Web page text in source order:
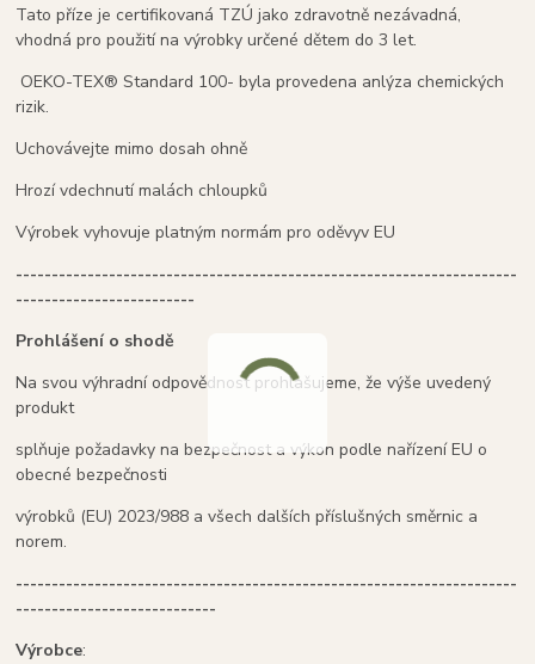
Tato příze je certifikovaná TZÚ jako zdravotně nezávadná,
vhodná pro použití na výrobky určené dětem do 3 let.
OEKO-TEX® Standard 100- byla provedena anlýza chemických
rizik.
Uchovávejte mimo dosah ohně
Hrozí vdechnutí malách chloupků
Výrobek vyhovuje platným normám pro oděvyv EU
----------------------------------------------------------------------
-------------------------
Prohlášení o shodě
Na svou výhradní odpovědnost prohlašujeme, že výše uvedený
produkt
splňuje požadavky na bezpečnost a výkon podle nařízení EU o
obecné bezpečnosti
výrobků (EU) 2023/988 a všech dalších příslušných směrnic a
norem.
----------------------------------------------------------------------
----------------------------
Výrobce: